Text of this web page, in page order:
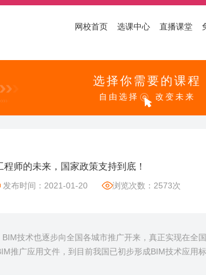
网校首页 选课中心 直播课堂
选择你需要的课程
自由选择 改变未来
程师的未来，国家政策支持到底！
发布时间：2021-01-20 浏览次数：2573次
技术也逐步向全国各城市推广开来，真正实现在全
推广应用文件，到目前我国已初步形成BIM技术应用